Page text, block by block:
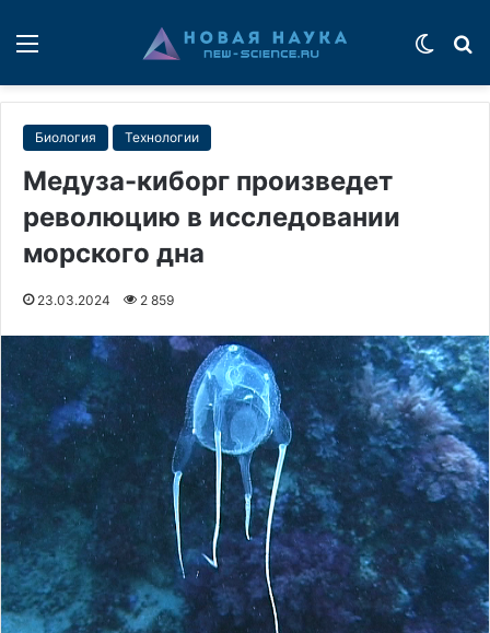
Биология Технологии
Медуза-киборг произведет
революцию в исследовании
морского дна
23.03.2024 2 859